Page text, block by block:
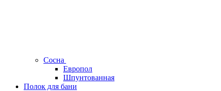
Сосна
Европол
Шпунтованная
Полок для бани